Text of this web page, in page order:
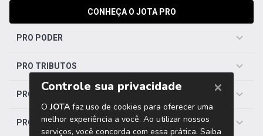
CONHEÇA O JOTA PRO
PRO PODER
PRO TRIBUTOS
PRO TRABALHISTA
PRO SAÚDE